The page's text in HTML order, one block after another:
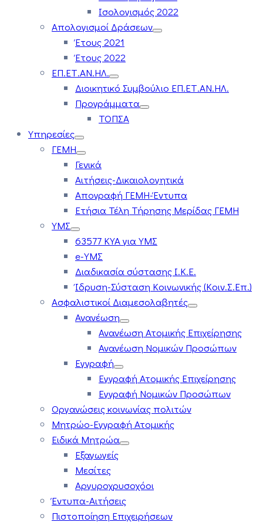
Ισολογισμός 2022
Απολογισμοί Δράσεων
Έτους 2021
Έτους 2022
ΕΠ.ΕΤ.ΑΝ.ΗΛ.
Διοικητικό Συμβούλιο ΕΠ.ΕΤ.ΑΝ.ΗΛ.
Προγράμματα
ΤΟΠΣΑ
Υπηρεσίες
ΓΕΜΗ
Γενικά
Αιτήσεις-Δικαιολογητικά
Απογραφή ΓΕΜΗ-Έντυπα
Ετήσια Τέλη Τήρησης Μερίδας ΓΕΜΗ
ΥΜΣ
63577 ΚΥΑ για ΥΜΣ
e-ΥΜΣ
Διαδικασία σύστασης Ι.Κ.Ε.
Ίδρυση-Σύσταση Κοινωνικής (Κοιν.Σ.Επ.)
Ασφαλιστικοί Διαμεσολαβητές
Ανανέωση
Ανανέωση Ατομικής Επιχείρησης
Ανανέωση Νομικών Προσώπων
Εγγραφή
Εγγραφή Ατομικής Επιχείρησης
Εγγραφή Νομικών Προσώπων
Οργανώσεις κοινωνίας πολιτών
Μητρώο-Εγγραφή Ατομικής
Ειδικά Μητρώα
Εξαγωγείς
Μεσίτες
Αργυροχρυσοχόοι
Έντυπα-Αιτήσεις
Πιστοποίηση Επιχειρήσεων